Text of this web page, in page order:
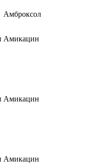
Амброксол
Амикацин
Амикацин
Амикацин